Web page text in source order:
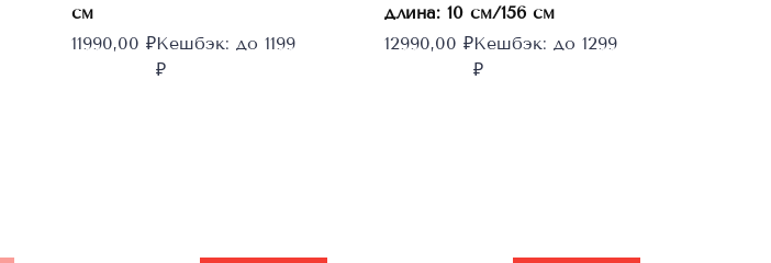
см
11990,00 ₽Кешбэк: до 1199
₽
длина: 10 см/156 см
12990,00 ₽Кешбэк: до 1299
₽